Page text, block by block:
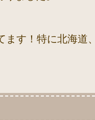
ます！特に北海道